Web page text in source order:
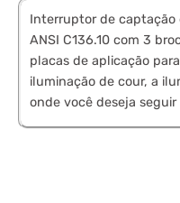
Interruptor de captação
ANSI C136.10 com 3
placas de aplicação
iluminação de cour, a
onde você deseja